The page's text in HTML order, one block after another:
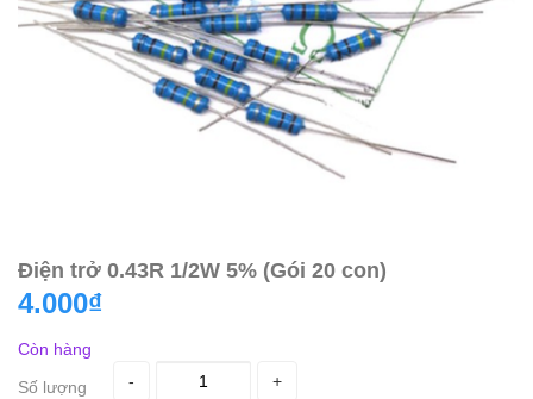
Điện trở 0.43R 1/2W 5% (Gói 20 con)
4.000₫
Còn hàng
Số lượng
- +